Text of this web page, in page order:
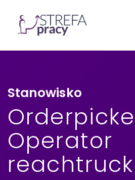
Stanowisko
Operator
reachtruck